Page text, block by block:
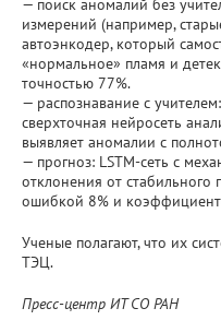
— поиск аномалий без
измерений (например,
автоэнкодер, который
«нормальное» пламя и
точностью 77%.
— распознавание с
сверхточная нейросеть
выявляет аномалии с
— прогноз: LSTM-сеть с
отклонения от
ошибкой 8% и
Ученые полагают, что их
ТЭЦ.
Пресс-центр ИТ СО РАН